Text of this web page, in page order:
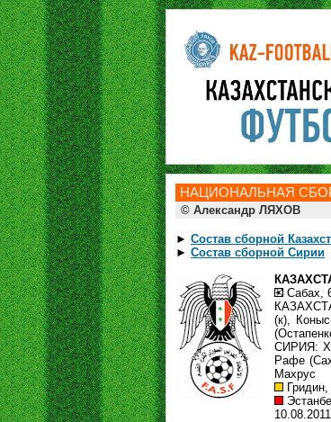
НАЦИОНАЛЬНАЯ
© Александр ЛЯХОВ
► Состав сборной
► Состав сборной Сирии
Сабах,
(к),
СИРИЯ:
Рафе
Махрус